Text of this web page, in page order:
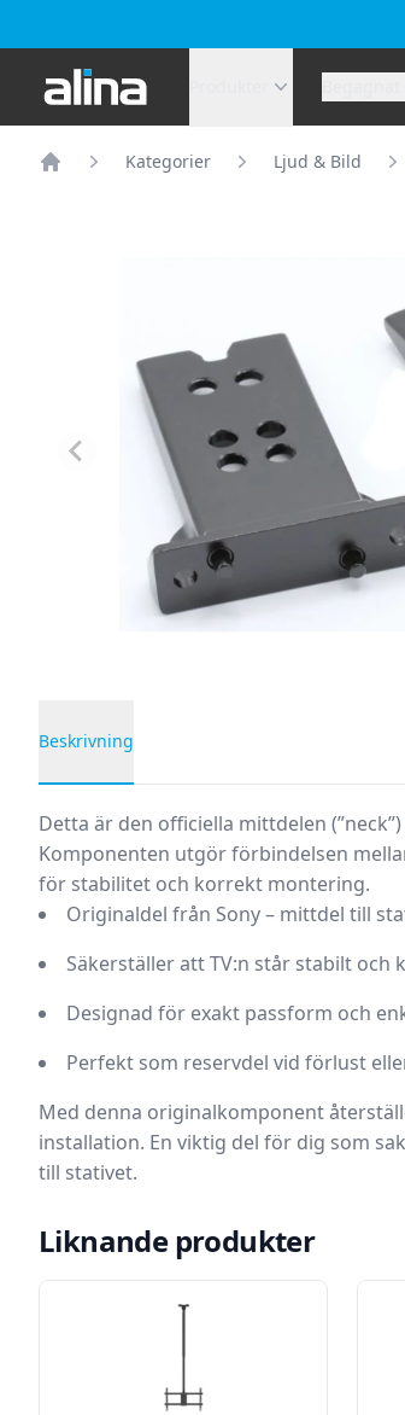
Alina.se
Kategorier Ljud & Bild
Beskrivning
Detta är den officiella mittdelen
Komponenten utgör förbindelsen
för stabilitet och korrekt montering.
Originaldel från Sony – mittdel till
Säkerställer att TV:n står stabilt och
Designad för exakt passform och
Perfekt som reservdel vid förlust
Med denna originalkomponent
installation. En viktig del för dig som
till stativet.
Liknande produkter